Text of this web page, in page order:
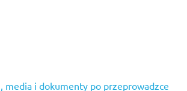
media i dokumenty po przeprowadzce